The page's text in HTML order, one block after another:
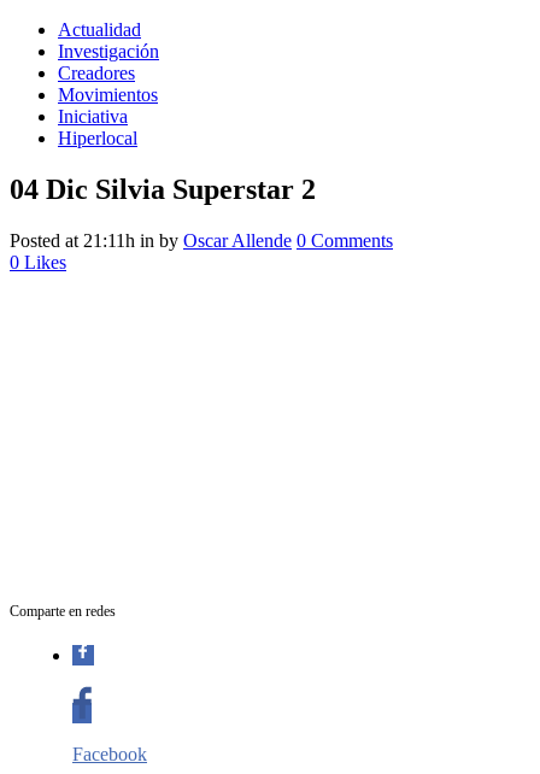
Actualidad
Investigación
Creadores
Movimientos
Iniciativa
Hiperlocal
04 Dic Silvia Superstar 2
Posted at 21:11h in by Oscar Allende 0 Comments
0 Likes
Comparte en redes
Facebook